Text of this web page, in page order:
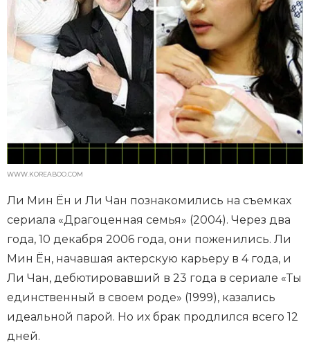
WWW.KOREABOO.COM
Ли Мин Ён и Ли Чан познакомились на съемках
сериала «Драгоценная семья» (2004). Через два
года, 10 декабря 2006 года, они поженились. Ли
Мин Ён, начавшая актерскую карьеру в 4 года, и
Ли Чан, дебютировавший в 23 года в сериале «Ты
единственный в своем роде» (1999), казались
идеальной парой. Но их брак продлился всего 12
дней.